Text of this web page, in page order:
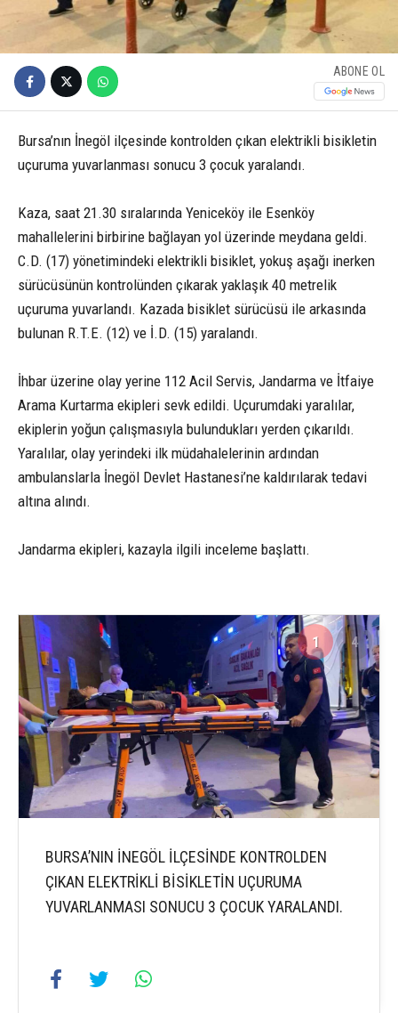
ABONE OL
Bursa’nın İnegöl ilçesinde kontrolden çıkan elektrikli bisikletin
uçuruma yuvarlanması sonucu 3 çocuk yaralandı.
Kaza, saat 21.30 sıralarında Yeniceköy ile Esenköy
mahallelerini birbirine bağlayan yol üzerinde meydana geldi.
C.D. (17) yönetimindeki elektrikli bisiklet, yokuş aşağı inerken
sürücüsünün kontrolünden çıkarak yaklaşık 40 metrelik
uçuruma yuvarlandı. Kazada bisiklet sürücüsü ile arkasında
bulunan R.T.E. (12) ve İ.D. (15) yaralandı.
İhbar üzerine olay yerine 112 Acil Servis, Jandarma ve İtfaiye
Arama Kurtarma ekipleri sevk edildi. Uçurumdaki yaralılar,
ekiplerin yoğun çalışmasıyla bulundukları yerden çıkarıldı.
Yaralılar, olay yerindeki ilk müdahalelerinin ardından
ambulanslarla İnegöl Devlet Hastanesi’ne kaldırılarak tedavi
altına alındı.
Jandarma ekipleri, kazayla ilgili inceleme başlattı.
1 4
BURSA’NIN İNEGÖL İLÇESİNDE KONTROLDEN
ÇIKAN ELEKTRİKLİ BİSİKLETİN UÇURUMA
YUVARLANMASI SONUCU 3 ÇOCUK YARALANDI.